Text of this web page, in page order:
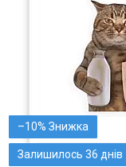
–10%
Залишилось 36 днів